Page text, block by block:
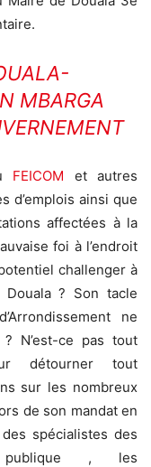
MBARGA
FEICOM et autres
d’emplois ainsi que
affectées à la
foi à l’endroit
challenger à
? Son tacle
ne
N’est-ce pas tout
détourner tout
sur les nombreux
de son mandat en
spécialistes des
, les